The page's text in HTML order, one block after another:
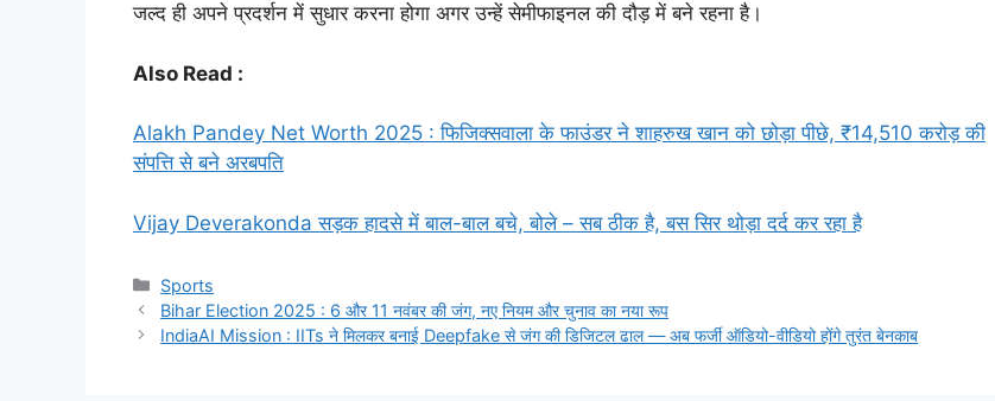
जल्द ही अपने प्रदर्शन में सुधार करना होगा अगर उन्हें सेमीफाइनल की दौड़ में बने रहना है।
Also Read :
Alakh Pandey Net Worth 2025 : फिजिक्सवाला के फाउंडर ने शाहरुख खान को छोड़ा पीछे, ₹14,510 करोड़ की
संपत्ति से बने अरबपति
Vijay Deverakonda सड़क हादसे में बाल-बाल बचे, बोले – सब ठीक है, बस सिर थोड़ा दर्द कर रहा है
Categories
Sports
Bihar Election 2025 : 6 और 11 नवंबर की जंग, नए नियम और चुनाव का नया रूप
IndiaAI Mission : IITs ने मिलकर बनाई Deepfake से जंग की डिजिटल ढाल — अब फर्जी ऑडियो-वीडियो होंगे तुरंत बेनकाब